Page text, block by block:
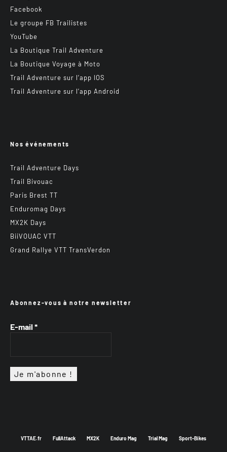
Facebook
Le groupe FB Trailistes
YouTube
La Boutique Trail Adventure
La Boutique Voyage à Moto
Trail Adventure sur l’app IOS
Trail Adventure sur l’app Android
Nos événements
Trail Adventure Days
Trail Bivouac
Paris Brest TT
Enduromag Days
MX2K Days
BiiVOUAC VTT
Grand Rallye VTT TransVerdon
Abonnez-vous à notre newsletter
E-mail *
VTTAE.fr FullAttack MX2K Enduro Mag Trial Mag Sport-Bikes